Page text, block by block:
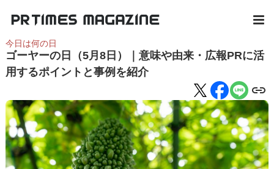
今日は何の日
ゴーヤーの日（5月8日）｜意味や由来・広報PRに活
用するポイントと事例を紹介